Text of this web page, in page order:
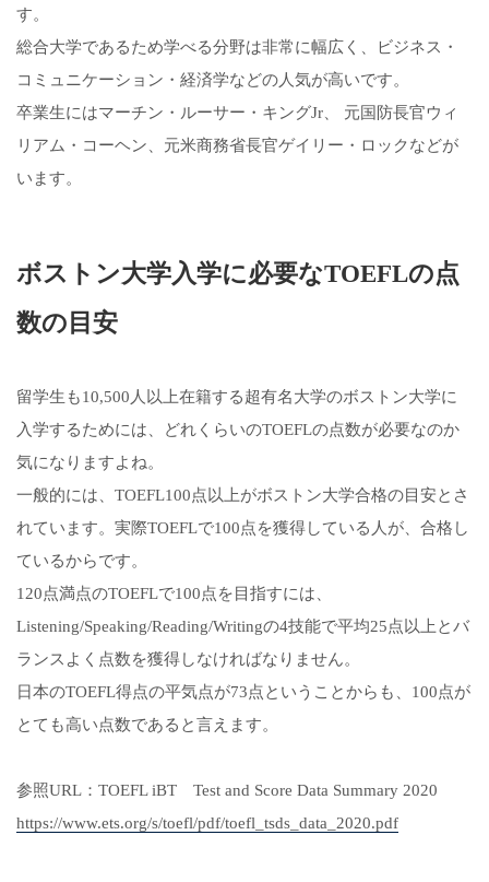
す。
総合大学であるため学べる分野は非常に幅広く、ビジネス・
コミュニケーション・経済学などの人気が高いです。
卒業生にはマーチン・ルーサー・キングJr、 元国防長官ウィ
リアム・コーヘン、元米商務省長官ゲイリー・ロックなどが
います。
ボストン大学入学に必要なTOEFLの点
数の目安
留学生も10,500人以上在籍する超有名大学のボストン大学に
入学するためには、どれくらいのTOEFLの点数が必要なのか
気になりますよね。
一般的には、TOEFL100点以上がボストン大学合格の目安とさ
れています。実際TOEFLで100点を獲得している人が、合格し
ているからです。
120点満点のTOEFLで100点を目指すには、
Listening/Speaking/Reading/Writingの4技能で平均25点以上とバ
ランスよく点数を獲得しなければなりません。
日本のTOEFL得点の平気点が73点ということからも、100点が
とても高い点数であると言えます。
参照URL：TOEFL iBT Test and Score Data Summary 2020
https://www.ets.org/s/toefl/pdf/toefl_tsds_data_2020.pdf